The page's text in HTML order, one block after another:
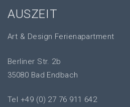
AUSZEIT
Art & Design Ferienapartment
Berliner Str. 2b
35080 Bad Endbach
Tel +49 (0) 27 76 911 642